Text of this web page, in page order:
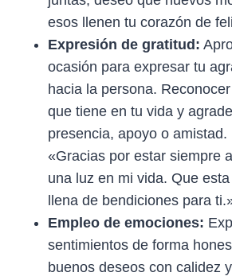
esos llenen tu corazón de
Expresión de gratitud:
ocasión para expresar tu
hacia la persona.
que tiene en tu vida y
presencia, apoyo o amistad.
«Gracias por estar siempre
una luz en mi vida. Que
llena de bendiciones para
Empleo de emociones:
sentimientos de forma
buenos deseos con calidez